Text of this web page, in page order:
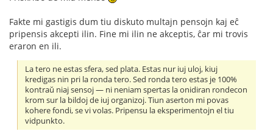
Fakte mi gastigis dum tiu diskuto multajn pensojn kaj eĉ
pripensis akcepti ilin. Fine mi ilin ne akceptis, ĉar mi trovis
eraron en ili.
La tero ne estas sfera, sed plata. Estas nur iuj uloj, kiuj
kredigas nin pri la ronda tero. Sed ronda tero estas je 100%
kontraŭ niaj sensoj — ni neniam spertas la onidiran rondecon
krom sur la bildoj de iuj organizoj. Tiun aserton mi povas
kohere fondi, se vi volas. Pripensu la eksperimentojn el tiu
vidpunkto.